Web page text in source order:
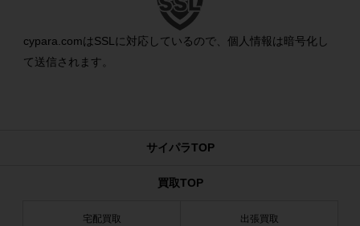
cypara.comはSSLに対応しているので、個人情報は暗号化し
て送信されます。
サイパラTOP
買取TOP
宅配買取 出張買取